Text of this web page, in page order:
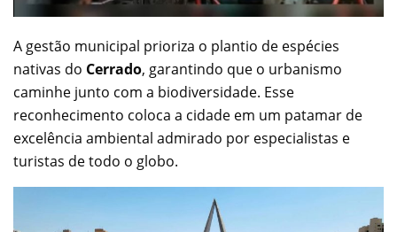
A gestão municipal prioriza o plantio de espécies
nativas do Cerrado, garantindo que o urbanismo
caminhe junto com a biodiversidade. Esse
reconhecimento coloca a cidade em um patamar de
excelência ambiental admirado por especialistas e
turistas de todo o globo.